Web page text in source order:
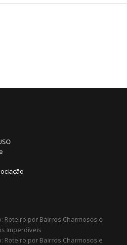
Roteiro por Bairros Charmosos e
Imperdíveis
Roteiro por Bairros Charmosos e